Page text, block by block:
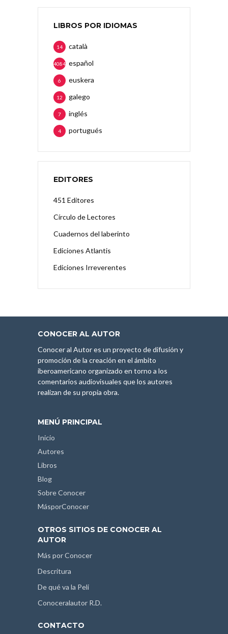
LIBROS POR IDIOMAS
català
14
español
4084
euskera
6
galego
12
inglés
7
portugués
4
EDITORES
451 Editores
Círculo de Lectores
Cuadernos del laberinto
Ediciones Atlantis
Ediciones Irreverentes
CONOCER AL AUTOR
Conocer al Autor es un proyecto de difusión y
promoción de la creación en el ámbito
iberoamericano organizado en torno a los
comentarios audiovisuales que los autores
realizan de su propia obra.
MENÚ PRINCIPAL
Inicio
Autores
Libros
Blog
Sobre Conocer
MásporConocer
OTROS SITIOS DE CONOCER AL
AUTOR
Más por Conocer
Descritura
De qué va la Peli
Conoceralautor R.D.
CONTACTO